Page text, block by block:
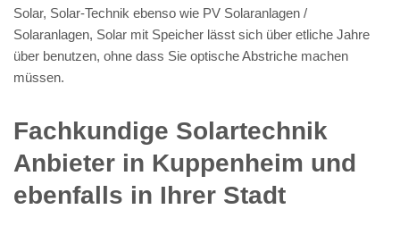
Solar, Solar-Technik ebenso wie PV Solaranlagen /
Solaranlagen, Solar mit Speicher lässt sich über etliche Jahre
über benutzen, ohne dass Sie optische Abstriche machen
müssen.
Fachkundige Solartechnik
Anbieter in Kuppenheim und
ebenfalls in Ihrer Stadt